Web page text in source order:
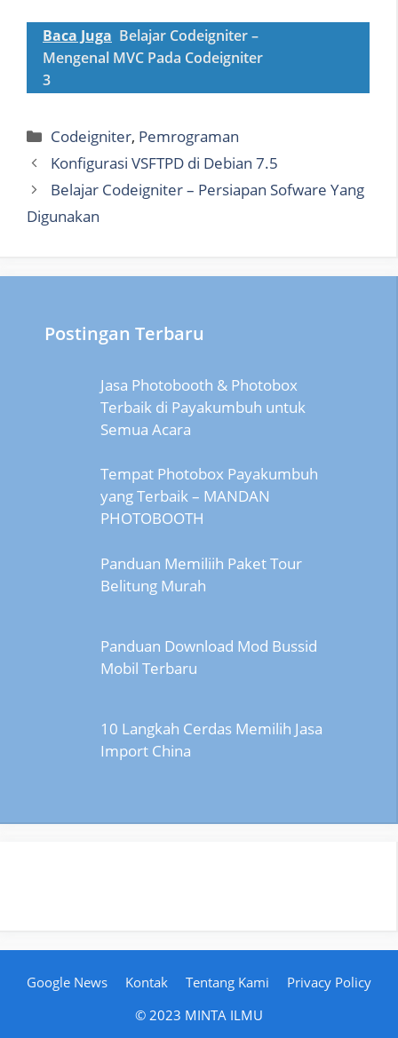
Baca Juga Belajar Codeigniter –
Mengenal MVC Pada Codeigniter
3
Categories
Codeigniter, Pemrograman
Konfigurasi VSFTPD di Debian 7.5
Belajar Codeigniter – Persiapan Sofware Yang
Digunakan
Postingan Terbaru
Jasa Photobooth & Photobox
Terbaik di Payakumbuh untuk
Semua Acara
Tempat Photobox Payakumbuh
yang Terbaik – MANDAN
PHOTOBOOTH
Panduan Memiliih Paket Tour
Belitung Murah
Panduan Download Mod Bussid
Mobil Terbaru
10 Langkah Cerdas Memilih Jasa
Import China
Google News Kontak Tentang Kami
Privacy Policy
© 2023 MINTA ILMU